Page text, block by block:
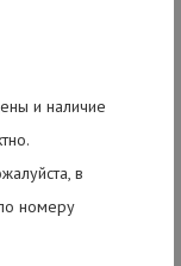
и наличие
в
номеру